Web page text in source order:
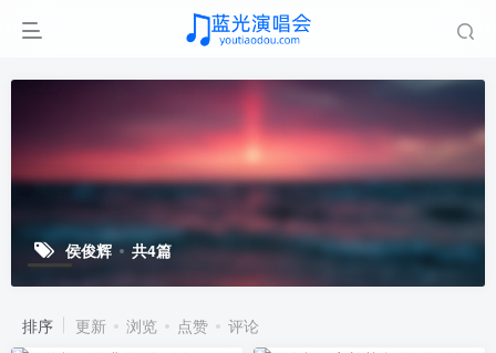
侯俊辉 共4篇
排序 更新 浏览 点赞 评论